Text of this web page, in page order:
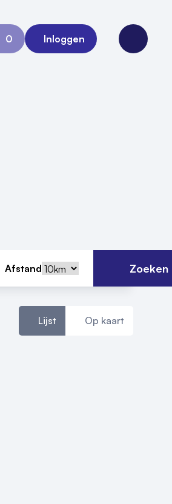
0
Aanvraag 0
Inloggen
Open
Afstand Zoeken
Lijst Op kaart